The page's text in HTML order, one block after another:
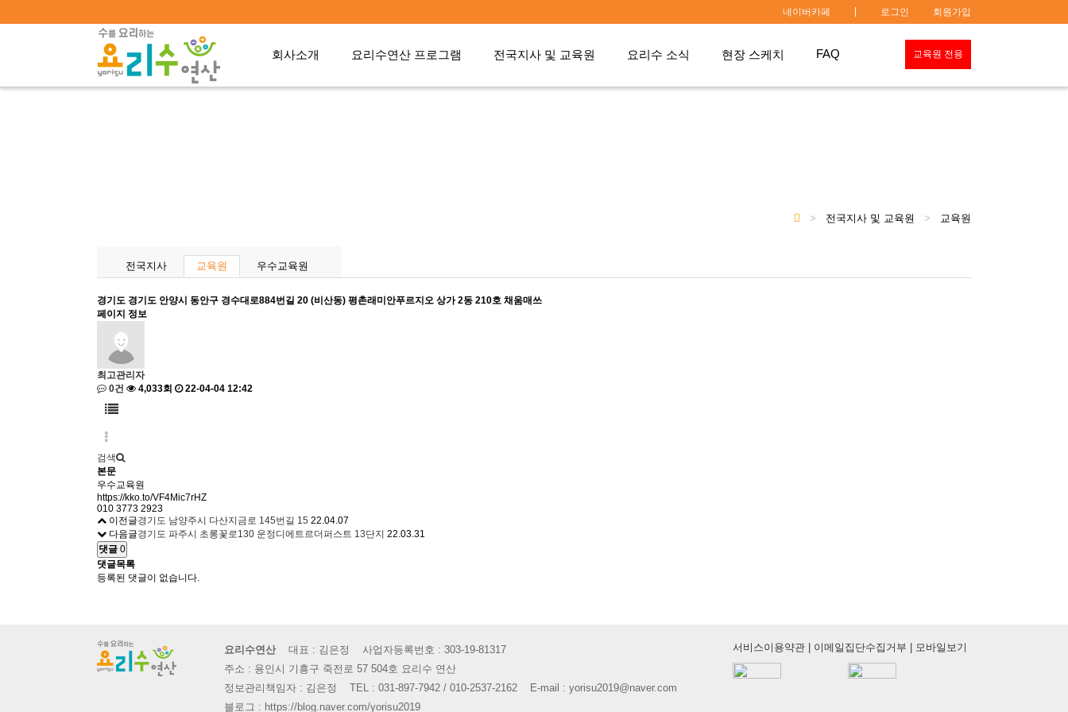
회원가입
로그인
네이버카페
회사소개 요리수연산 프로그램 전국지사 및 교육원 요리수 소식 현장 스케치 FAQ 교육원 전용
> 전국지사 및 교육원 > 교육원
전국지사 교육원 우수교육원
경기도 경기도 안양시 동안구 경수대로884번길 20 (비산동) 평촌래미안푸르지오 상가 2동 210호 채움매쓰
페이지 정보
최고관리자
0건
4,033회 22-04-04 12:42
검색
본문
우수교육원
https://kko.to/VF4Mic7rHZ
010 3773 2923
이전글경기도 남양주시 다산지금로 145번길 15 22.04.07
다음글경기도 파주시 초롱꽃로130 운정디에트르더퍼스트 13단지 22.03.31
댓글 0
댓글목록
등록된 댓글이 없습니다.
요리수연산대표 : 김은정 사업자등록번호 : 303-19-81317
주소 : 용인시 기흥구 죽전로 57 504호 요리수 연산
정보관리책임자 : 김은정 TEL : 031-897-7942 / 010-2537-2162 E-mail : yorisu2019@naver.com
블로그 : https://blog.naver.com/yorisu2019
서비스이용약관 이메일집단수집거부 모바일보기